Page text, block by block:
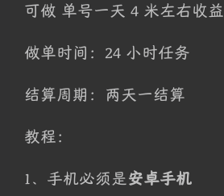
可做 单号一天 4 米左右收益
做单时间：24 小时任务
结算周期：两天一结算
教程：
1、手机必须是安卓手机